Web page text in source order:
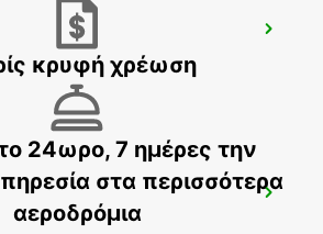
κρυφή χρέωση
24ωρο, 7 ημέρες την
στα περισσότερα
αεροδρόμια